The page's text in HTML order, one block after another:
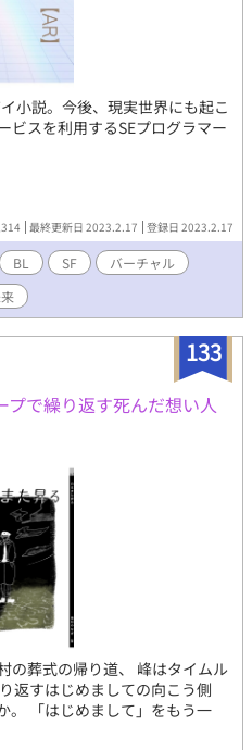
小説。今後、現実世界にも起こ
ビスを利用するSEプログラマー
最終更新日 2023.2.17 登録日 2023.2.17
BL SF
バーチャル
133
で繰り返す死んだ想い人
の葬式の帰り道、 峰はタイムル
返すはじめましての向こう側
。 「はじめまして」をもう一